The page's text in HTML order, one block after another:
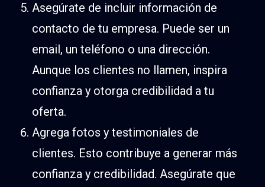
Asegúrate de incluir información de
contacto de tu empresa. Puede ser un
email, un teléfono o una dirección.
Aunque los clientes no llamen, inspira
confianza y otorga credibilidad a tu
oferta.
Agrega fotos y testimoniales de
clientes. Esto contribuye a generar más
confianza y credibilidad. Asegúrate que